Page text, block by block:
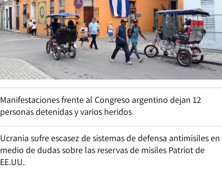
Manifestaciones frente al Congreso argentino dejan 12
personas detenidas y varios heridos
Ucrania sufre escasez de sistemas de defensa antimisiles en
medio de dudas sobre las reservas de misiles Patriot de
EE.UU.